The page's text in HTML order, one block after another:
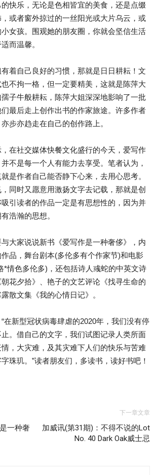
快乐，无论是色相皆宜的美食，还是点缀
或者窗外掠过的一丝阳光或大片乌云，或
女孩。围观她的朋友圈，你就会坚信生活
而温馨。
着自己良好的习惯，那就是日日耕耘！文
不拘一格，但一定要精美，这就是陈萍大
子牛般耕耘，陈萍大姐深深地影响了一批
最后走上创作出书的作家旅途。许多作者
步亦趋走在自己的创作路上。
在社交媒体快餐文化盛行的今天，爱写作
不是每一个人有能力去享受。笔者认为，
是作者自己能否静下心来，去用心思考。
同时又愿意用激扬文字去记载，那就是创
引读者的作品一定是有思想性的，因为并
浩瀚的思想。
大家说说新书《爱写作是一种奢侈》，内
品，舞台剧本(多伦多有个作家节)和电影
*情色多伦多)，还包括诗人彧蛇的中英文诗
花夕拾》、艳子的文艺评论《找寻生命的
散文集《我的心情日记》。
在新型冠状病毒肆虐的2020年，我们没有停
。借自己的文字，我们试图记录人类所面
，大灾难，及其灾难下人们的快乐与苦难
珠玑。”读者朋友们，多读书，读好书吧！
一种奢
下一章文章
加威讯(第31期)：不得不说的Lot
No. 40 Dark Oak威士忌